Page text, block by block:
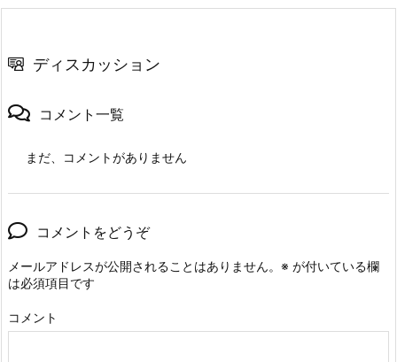
ディスカッション
コメント一覧
まだ、コメントがありません
コメントをどうぞ
メールアドレスが公開されることはありません。 ※ が付いている欄
は必須項目です
コメント